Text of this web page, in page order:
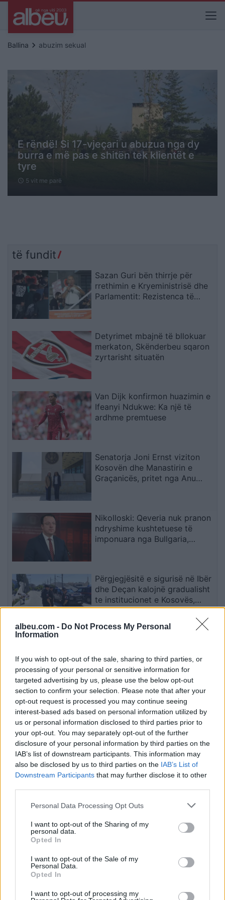
albeu.com - Do Not Process My Personal
Information
If you wish to opt-out of the sale, sharing to third parties, or
processing of your personal or sensitive information for
targeted advertising by us, please use the below opt-out
section to confirm your selection. Please note that after your
opt-out request is processed you may continue seeing
interest-based ads based on personal information utilized by
us or personal information disclosed to third parties prior to
your opt-out. You may separately opt-out of the further
disclosure of your personal information by third parties on the
IAB’s list of downstream participants. This information may
also be disclosed by us to third parties on the IAB’s List of
Downstream Participants that may further disclose it to other
Personal Data Processing Opt Outs
I want to opt-out of the Sharing of my
personal data.
Opted In
I want to opt-out of the Sale of my
Personal Data.
Opted In
I want to opt-out of processing my
Ballina keyboard_arrow_right abuzim sekual
E rëndë! Si 17-vjeçari u abuzua nga dy
burra e më pas e shitën tek klientët e
tyre
schedule 5 vit me parë
të fundit
Sazan Guri bën thirrje për
rrethimin e Kryeministrisë dhe
Parlamentit: Rezistenca të
Detyrimet mbajnë të bllokuar
merkaton, Skënderbeu sqaron
zyrtarisht situatën
Van Dijk konfirmon huazimin e
Ifeanyi Ndukwe: Ka një të
ardhme premtuese
Senatorja Joni Ernst viziton
Kosovën dhe Manastirin e
Graçanicës, pritet nga Anu
Nikolloski: Qeveria nuk pranon
ndryshime kushtetuese të
imponuara nga Bullgaria,
Përgjegjësitë e sigurisë në Ibër
dhe Deçan kalojnë gradualisht
te institucionet e Kosovës,
Halilaj: Mesazh i qartë për
Barcelona?
Esim for USA|Esim for Italy| Esim for Spain|Esim